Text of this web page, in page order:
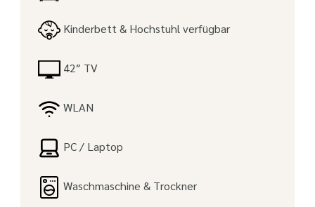
Kinderbett & Hochstuhl verfügbar
42″ TV
WLAN
PC / Laptop
Waschmaschine & Trockner